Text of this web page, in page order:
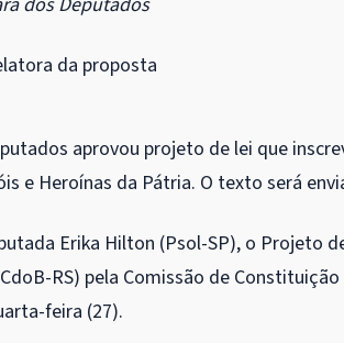
da proposta
aprovou projeto de lei que
e Heroínas da Pátria. O texto será
Erika Hilton (Psol-SP), o Projeto
RS) pela Comissão de
feira (27).